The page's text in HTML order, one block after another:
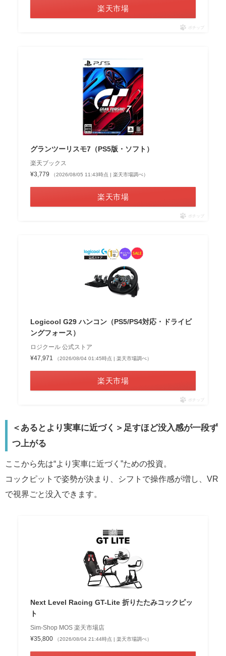
楽天市場
ポチップ
グランツーリスモ7（PS5版・ソフト）
楽天ブックス
¥3,779
（2026/08/05 11:43時点 | 楽天市場調べ）
楽天市場
ポチップ
Logicool G29 ハンコン（PS5/PS4対応・ドライビ
ングフォース）
ロジクール 公式ストア
¥47,971
（2026/08/04 01:45時点 | 楽天市場調べ）
楽天市場
ポチップ
＜あるとより実車に近づく＞足すほど没入感が一段ず
つ上がる
ここから先は“より実車に近づく”ための投資。
コックピットで姿勢が決まり、シフトで操作感が増し、VR
で視界ごと没入できます。
Next Level Racing GT-Lite 折りたたみコックピッ
ト
Sim-Shop MOS 楽天市場店
¥35,800
（2026/08/04 21:44時点 | 楽天市場調べ）